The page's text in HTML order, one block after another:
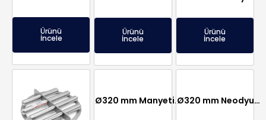
Ürünü
İncele
Ürünü
İncele
Ürünü
İncele
Ø320 mm Manyetik Elek Mıknatıs Seperatör – Komple Paslanmaz ve Sızdırmaz Ø320 mm Neodyum Elek Mıknatıs – Paslanmaz – Nohut Hattı İçin Özel Üretim – Gıda-Plastik-Hammadde Sektörlerine Uygun